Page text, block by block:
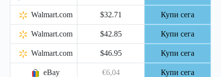
Walmart.com $32.71 Купи сега
Walmart.com $42.85 Купи сега
Walmart.com $46.95 Купи сега
eBay €6,04 Купи сега